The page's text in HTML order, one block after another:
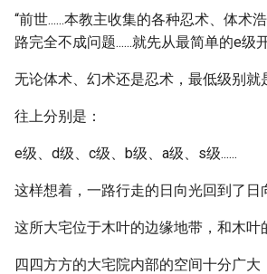
“前世......本教主收集的各种忍术、体术
路完全不成问题......就先从最简单的e级
无论体术、幻术还是忍术，最低级别就
往上分别是：
e级、d级、c级、b级、a级、s级......
这样想着，一路行走的日向光回到了日
这所大宅位于木叶的边缘地带，和木叶
四四方方的大宅院内部的空间十分广大